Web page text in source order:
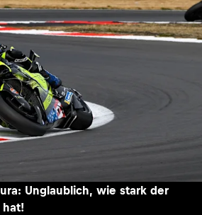
Unglaublich, wie stark der
hat!